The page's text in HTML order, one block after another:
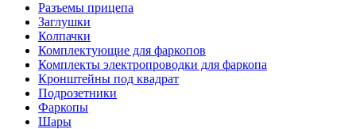
Разъемы прицепа
Заглушки
Колпачки
Комплектующие для фаркопов
Комплекты электропроводки для фаркопа
Кронштейны под квадрат
Подрозетники
Фаркопы
Шары